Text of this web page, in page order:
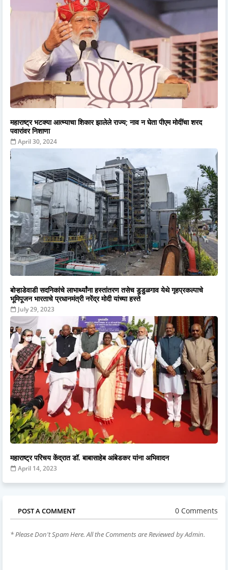
महाराष्ट्र भटक्या आत्म्याचा शिकार झालेले राज्य; नाव न घेता पीएम मोदींचा शरद
पवारांवर निशाणा
April 30, 2024
बोऱ्हाडेवाडी सदनिकांचे लाभार्थ्यांना हस्तांतरण तसेच डुडुळगाव येथे गृहप्रकल्पाचे
भूमिपूजन भारताचे प्रधानमंत्री नरेंद्र मोदी यांच्या हस्ते
July 29, 2023
महाराष्ट्र परिचय केंद्रात डॉ. बाबासाहेब आंबेडकर यांना अभिवादन
April 14, 2023
POST A COMMENT 0 Comments
* Please Don't Spam Here. All the Comments are Reviewed by Admin.